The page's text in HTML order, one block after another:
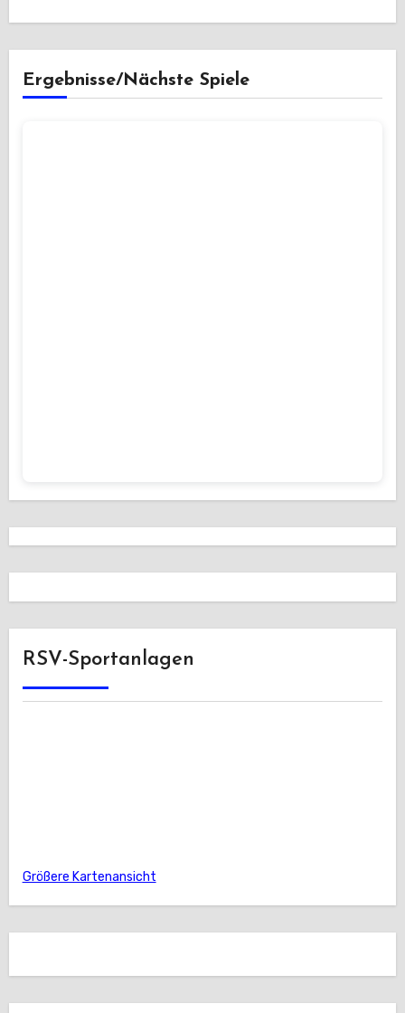
Ergebnisse/Nächste Spiele
RSV-Sportanlagen
Größere Kartenansicht